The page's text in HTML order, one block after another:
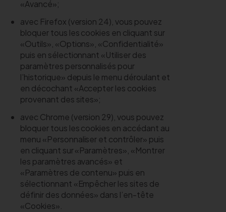
«Avancé»;
avec Firefox (version 24), vous pouvez
bloquer tous les cookies en cliquant sur
«Outils», «Options», «Confidentialité»
puis en sélectionnant «Utiliser des
paramètres personnalisés pour
l’historique» depuis le menu déroulant et
en décochant «Accepter les cookies
provenant des sites»;
avec Chrome (version 29), vous pouvez
bloquer tous les cookies en accédant au
menu «Personnaliser et contrôler» puis
en cliquant sur «Paramètres», «Montrer
les paramètres avancés» et
«Paramètres de contenu» puis en
sélectionnant «Empêcher les sites de
définir des données» dans l’en-tête
«Cookies».